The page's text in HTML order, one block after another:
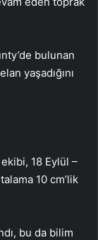
bulunan
yaşadığını
18 Eylül –
10 cm’lik
bu da bilim